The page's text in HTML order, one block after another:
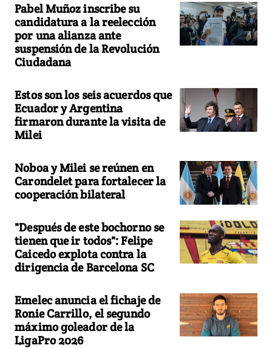
Pabel Muñoz inscribe su
candidatura a la reelección
por una alianza ante
suspensión de la Revolución
Ciudadana
Estos son los seis acuerdos que
Ecuador y Argentina
firmaron durante la visita de
Milei
Noboa y Milei se reúnen en
Carondelet para fortalecer la
cooperación bilateral
"Después de este bochorno se
tienen que ir todos": Felipe
Caicedo explota contra la
dirigencia de Barcelona SC
Emelec anuncia el fichaje de
Ronie Carrillo, el segundo
máximo goleador de la
LigaPro 2026